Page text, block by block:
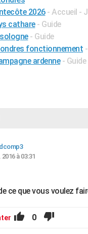
2026 - Accueil -
cathare - Guide
- Guide
fonctionnement
ardenne - Guide
2016 à 03:31
ce que vous voulez
0